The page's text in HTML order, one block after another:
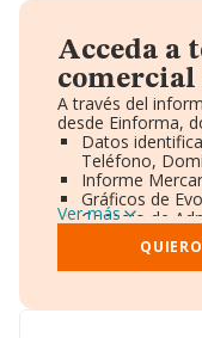
Acceda a
A través del
desde Einforma,
Datos
Teléfono,
Informe
Gráficos de
Consejo de
Directivos y
Accionistas.
Información
Ver más